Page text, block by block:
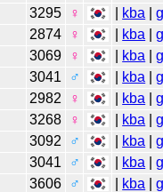
3295 ♀ kba |
2874 ♀ kba |
3069 ♀ kba |
3041 ♂ kba |
2982 ♀ kba |
3268 ♀ kba |
3092 ♂ kba |
3041 ♂ kba |
3606 ♂ kba |